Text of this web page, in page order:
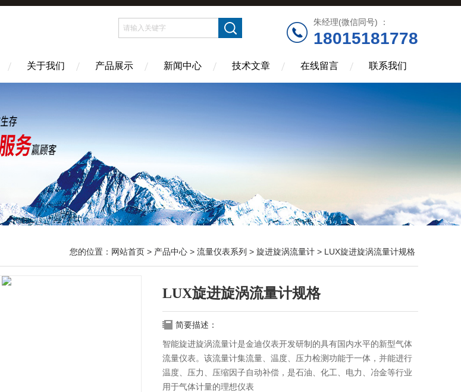
朱经理(微信同号) ：
18015181778
关于我们 产品展示 新闻中心 技术文章 在线留言 联系我们
您的位置： 网站首页 > 产品中心 > 流量仪表系列 > 旋进旋涡流量计 > LUX旋进旋涡流量计规格
LUX旋进旋涡流量计规格
简要描述：
智能旋进旋涡流量计是金迪仪表开发研制的具有国内水平的新型气体
流量仪表。该流量计集流量、温度、压力检测功能于一体，并能进行
温度、压力、压缩因子自动补偿，是石油、化工、电力、冶金等行业
用于气体计量的理想仪表